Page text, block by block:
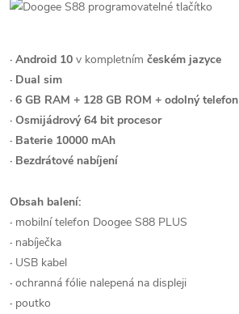
· Android 10 v kompletním českém jazyce
· Dual sim
· 6 GB RAM + 128 GB ROM + odolný telefon
· Osmijádrový 64 bit procesor
· Baterie 10000 mAh
· Bezdrátové nabíjení
Obsah balení:
· mobilní telefon Doogee S88 PLUS
· nabíječka
· USB kabel
· ochranná fólie nalepená na displeji
· poutko